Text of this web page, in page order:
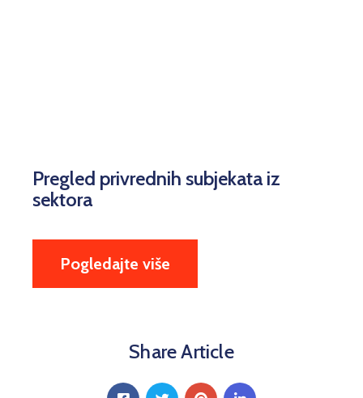
Pregled privrednih subjekata iz
sektora
Pogledajte više
Share Article